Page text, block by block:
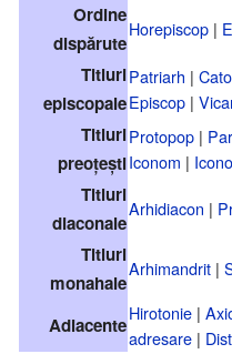
Ordine
dispărute
Horepiscop |
Titluri
episcopale
Patriarh |
Episcop |
Titluri
preoțești
Protopop |
Iconom |
Titluri
diaconale
Arhidiacon |
Titluri
monahale
Arhimandrit |
Adiacente
Hirotonie |
adresare |